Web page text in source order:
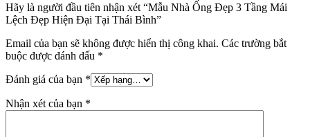
Hãy là người đầu tiên nhận xét “Mẫu Nhà Ống Đẹp 3 Tầng Mái
Lệch Đẹp Hiện Đại Tại Thái Bình”
Email của bạn sẽ không được hiển thị công khai. Các trường bắt
buộc được đánh dấu *
Đánh giá của bạn *
Nhận xét của bạn *